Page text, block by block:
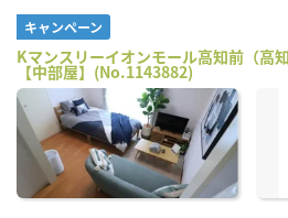
キャンペーン
Kマンスリーイオンモール高知前（高
【中部屋】(No.1143882)